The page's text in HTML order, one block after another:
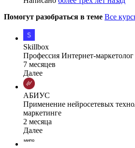
Помогут разобраться в теме Все
Skillbox
Профессия Интернет-маркетолог
7 месяцев
Далее
АБИУС
Применение нейросетевых
маркетинге
2 месяца
Далее